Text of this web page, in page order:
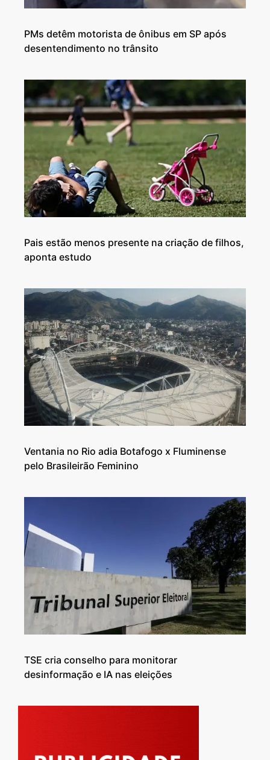
PMs detêm motorista de ônibus em SP após
desentendimento no trânsito
Pais estão menos presente na criação de filhos,
aponta estudo
Ventania no Rio adia Botafogo x Fluminense
pelo Brasileirão Feminino
TSE cria conselho para monitorar
desinformação e IA nas eleições